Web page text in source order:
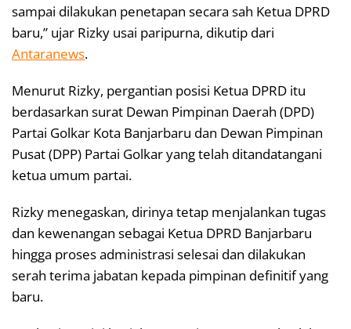
sampai dilakukan penetapan secara sah Ketua DPRD
baru,” ujar Rizky usai paripurna, dikutip dari
Antaranews.
Menurut Rizky, pergantian posisi Ketua DPRD itu
berdasarkan surat Dewan Pimpinan Daerah (DPD)
Partai Golkar Kota Banjarbaru dan Dewan Pimpinan
Pusat (DPP) Partai Golkar yang telah ditandatangani
ketua umum partai.
Rizky menegaskan, dirinya tetap menjalankan tugas
dan kewenangan sebagai Ketua DPRD Banjarbaru
hingga proses administrasi selesai dan dilakukan
serah terima jabatan kepada pimpinan definitif yang
baru.